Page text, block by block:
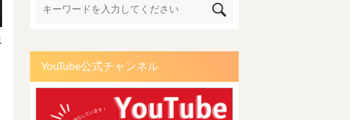
YouTube公式チャンネル